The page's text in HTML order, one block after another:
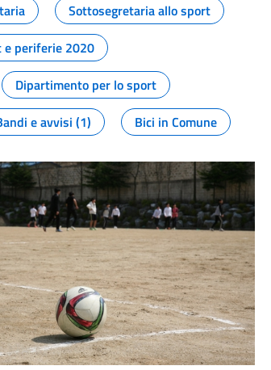
Sottosegretaria allo sport
e periferie 2020
Dipartimento per lo sport
e avvisi (1) Bici in Comune